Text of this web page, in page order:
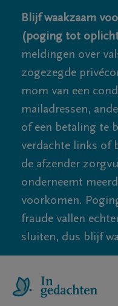
Blijf waakzaam
(poging tot
meldingen over
zogezegde
mom van een
mailadressen,
of een betaling te
verdachte links of
de afzender
onderneemt
voorkomen.
fraude vallen
sluiten, dus blijf